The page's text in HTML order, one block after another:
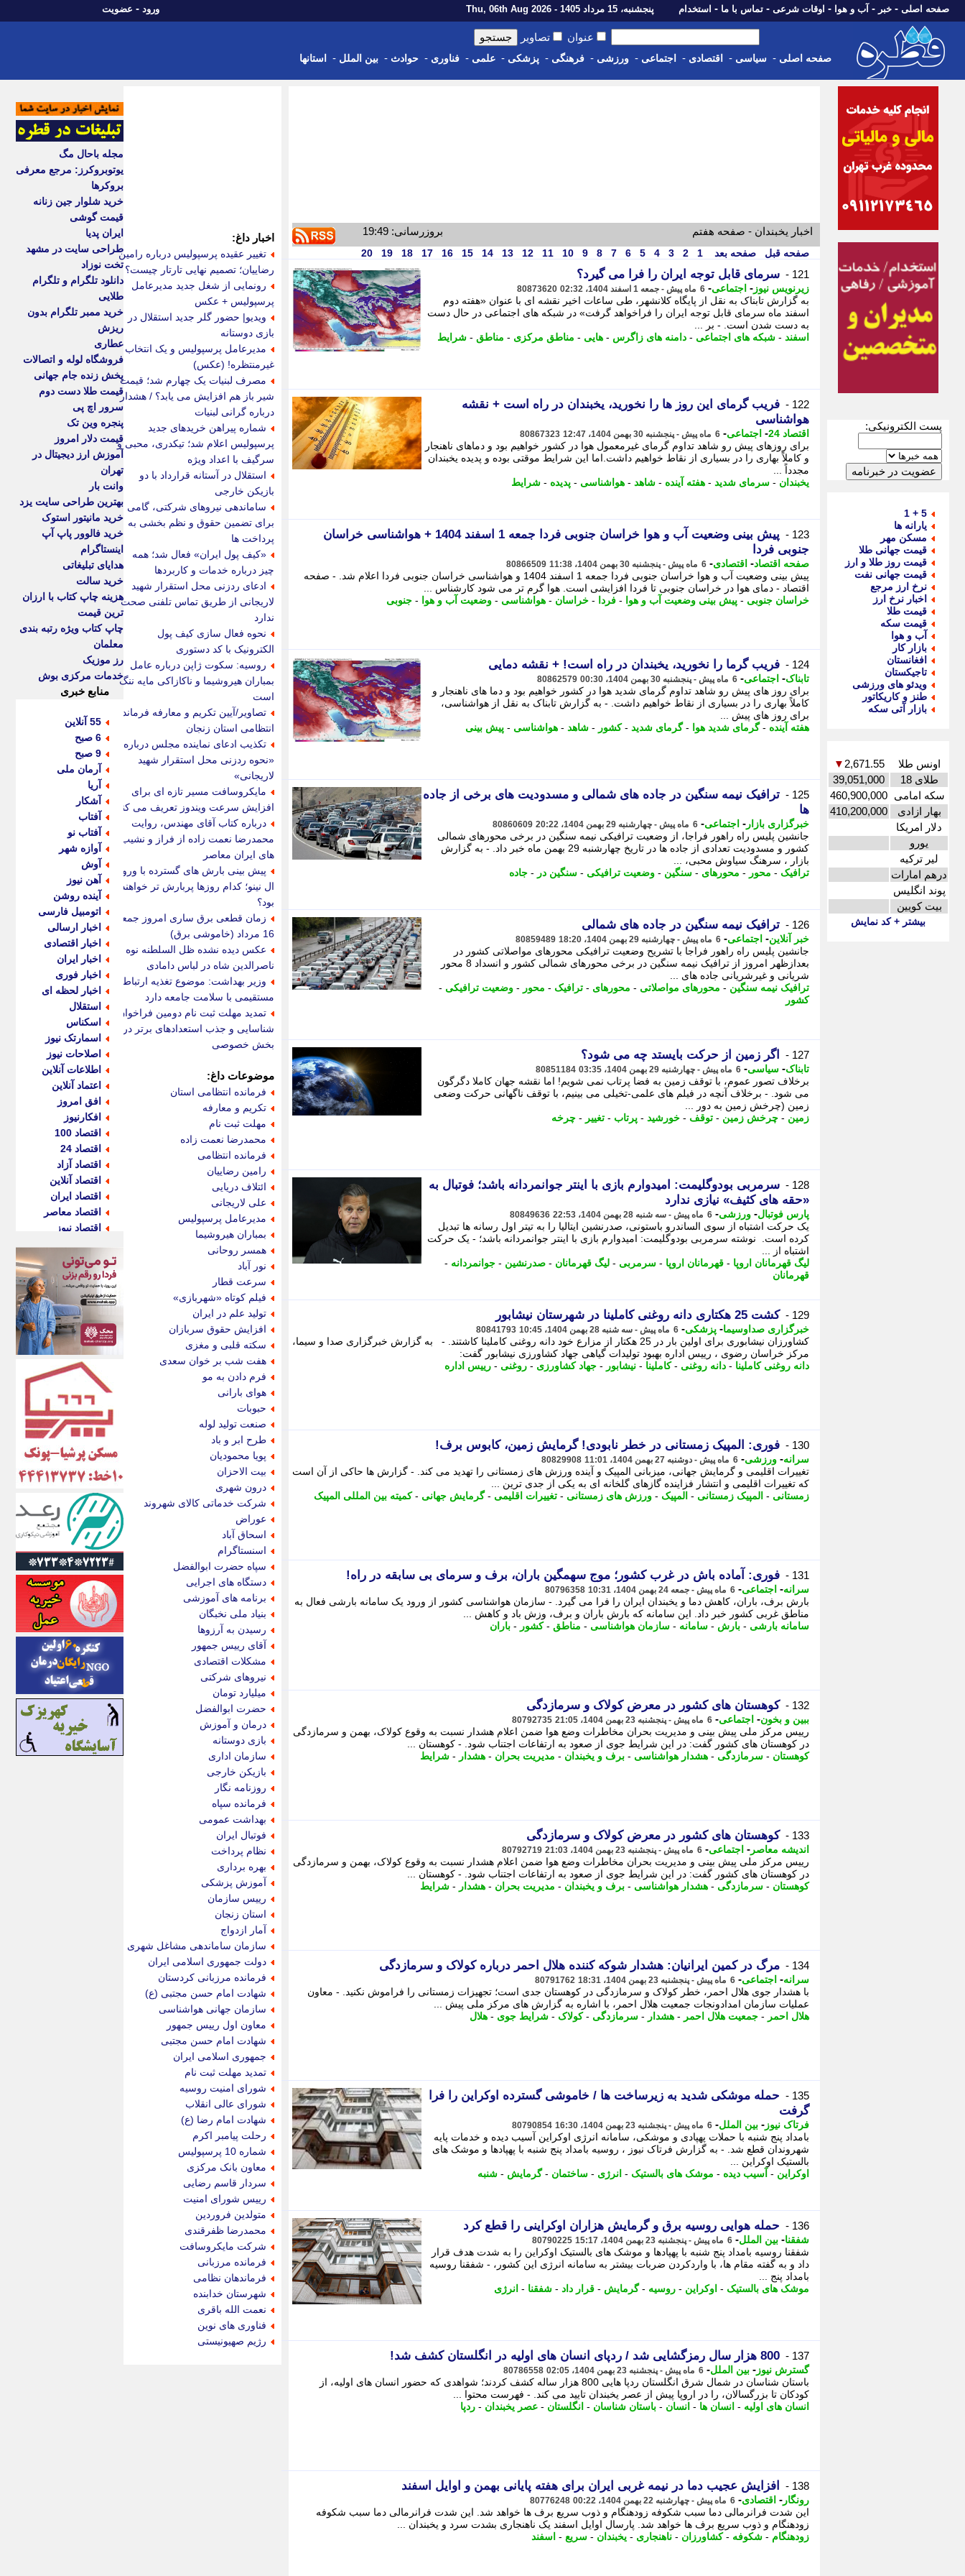
صفحه اصلی - خبر - آب و هوا - اوقات شرعی - تماس با ما - استخدام پنجشنبه، 15 مرداد 1405 - Thu, 06th Aug 2026 ورود - عضویت
عنوان تصاویر
صفحه اصلی - سیاسی - اقتصادی - اجتماعی - ورزشی - فرهنگی - پزشکی - علمی - فناوری - حوادث - بین الملل - استانها
پست الکترونیکی:
5 + 1
یارانه ها
مسکن مهر
قیمت جهانی طلا
قیمت روز طلا و ارز
قیمت جهانی نفت
نرخ ارز مرجع
اخبار نرخ ارز
قیمت طلا
قیمت سکه
آب و هوا
بازار کار
افغانستان
تاجیکستان
ویدئو های ورزشی
طنز و کاریکاتور
بازار آتی سکه
اونس طلا 2,671.55
▼
طلای 18
39,051,000
سکه امامی 460,900,000
بهار ازادی
410,200,000
دلار امریکا
یورو
لیر ترکیه
درهم امارات
پوند انگلیس
بیت کویین
بیشتر + کد نمایش
اخبار یخبندان - صفحه هفتم بروزرسانی: 19:49
صفحه قبل صفحه بعد 1
2
3
4
5
6
7
8
9
10
11
12
13
14
15
16
17
18
19
20
121 - سرمای قابل توجه ایران را فرا می گیرد؟
زیرنویس نیوز - اجتماعی- 6 ماه پیش - جمعه 1 اسفند 1404، 02:32 80873620
به گزارش تابناک به نقل از پایگاه کلانشهر، طی ساعات اخیر نقشه ای با عنوان «هفته دوم
اسفند ماه سرمای قابل توجه ایران را فراخواهد گرفت» در شبکه های اجتماعی در حال دست
به دست شدن است. - بر ...
اسفند - شبکه های اجتماعی - دامنه های زاگرس - هایی - مناطق مرکزی - مناطق - شرایط
122 -
فریب گرمای این روز ها را نخورید، یخبندان در راه است + نقشه
هواشناسی
اقتصاد 24 - اجتماعی- 6 ماه پیش - پنجشنبه 30 بهمن 1404، 12:47 80867323
برای روزهای پیش رو شاهد تداوم گرمای غیرمعمول هوا در کشور خواهیم بود و دماهای ناهنجار
و کاملاً بهاری را در بسیاری از نقاط خواهیم داشت.اما این شرایط موقتی بوده و پدیده یخبندان
مجدداً ...
یخبندان - سرمای شدید - هفته آینده - شاهد - هواشناسی - پدیده - شرایط
123 -
پیش بینی وضعیت آب و هوا خراسان جنوبی فردا جمعه 1 اسفند 1404 + هواشناسی خراسان
جنوبی فردا
صفحه اقتصاد- اقتصادی- 6 ماه پیش - پنجشنبه 30 بهمن 1404، 11:38 80866509
پیش بینی وضعیت آب و هوا خراسان جنوبی فردا جمعه 1 اسفند 1404 و هواشناسی خراسان جنوبی فردا اعلام شد. - صفحه
اقتصاد - دمای هوا در خراسان جنوبی تا فردا افزایشی است. هوا گرم تر می شود کارشناس ...
خراسان جنوبی - پیش بینی وضعیت آب و هوا - فردا - خراسان - هواشناسی - وضعیت آب و هوا - جنوبی
124 - فریب گرما را نخورید، یخبندان در راه است! + نقشه دمایی
تابناک- اجتماعی- 6 ماه پیش - پنجشنبه 30 بهمن 1404، 00:30 80862579
برای روز های پیش رو شاهد تداوم گرمای شدید هوا در کشور خواهیم بود و دما های ناهنجار و
کاملاً بهاری را در بسیاری از نقاط خواهیم داشت. - به گزارش تابناک به نقل از هواشناسی،
برای روز های پیش ...
هفته آینده -گرمای شدید هوا -گرمای شدید -کشور - شاهد - هواشناسی - پیش بینی
125 -
ترافیک نیمه سنگین در جاده های شمالی و مسدودیت های برخی از جاده
ها
خبرگزاری بازار - اجتماعی- 6 ماه پیش - چهارشنبه 29 بهمن 1404، 20:22 80860609
جانشین پلیس راه راهور فراجا، از وضعیت ترافیکی نیمه سنگین در برخی محورهای شمالی
کشور و مسدودیت تعدادی از جاده ها در تاریخ چهارشنبه 29 بهمن ماه خبر داد. - به گزارش
بازار ، سرهنگ سیاوش محبی، ...
ترافیک - محور - محورهای - سنگین - وضعیت ترافیکی - سنگین در - جاده
126 - ترافیک نیمه سنگین در جاده های شمالی
خبر آنلاین- اجتماعی- 6 ماه پیش - چهارشنبه 29 بهمن 1404، 18:20 80859489
جانشین پلیس راه راهور فراجا با تشریح وضعیت ترافیکی محورهای مواصلاتی کشور در
بعدازظهر امروز از ترافیک نیمه سنگین در برخی محورهای شمالی کشور و انسداد 8 محور
شریانی و غیرشریانی جاده های ...
ترافیک نیمه سنگین - محورهای مواصلاتی - محورهای - ترافیک - محور - وضعیت ترافیکی -
کشور
127 - اگر زمین از حرکت بایستد چه می شود؟
تابناک- سیاسی- 6 ماه پیش - چهارشنبه 29 بهمن 1404، 03:35 80851184
برخلاف تصور عموم، با توقف زمین به فضا پرتاب نمی شویم! اما نقشه جهان کاملا دگرگون
می شود. - برخلاف آنچه در فیلم های علمی-تخیلی می بینیم، با توقف ناگهانی حرکت وضعی
زمین (چرخش زمین به دور ...
زمین - چرخش زمین - توقف - خورشید - پرتاب - تغییر - چرخه
128 -
سرمربی بودوگلیمت: امیدوارم بازی با اینتر جوانمردانه باشد؛ فوتبال به
«حقه های کثیف» نیازی ندارد
پارس فوتبال- ورزشی- 6 ماه پیش - سه شنبه 28 بهمن 1404، 22:53 80849636
یک حرکت اشتباه از سوی الساندرو باستونی، صدرنشین ایتالیا را به تیتر اول رسانه ها تبدیل
کرده است. نوشته سرمربی بودوگلیمت: امیدوارم بازی با اینتر جوانمردانه باشد؛ - یک حرکت
اشتباه از ...
لیگ قهرمانان اروپا - قهرمانان اروپا - سرمربی - لیگ قهرمانان - صدرنشین - جوانمردانه -
قهرمانان
129 - کشت 25 هکتاری دانه روغنی کاملینا در شهرستان نیشابور
خبرگزاری صداوسیما- پزشکی- 6 ماه پیش - سه شنبه 28 بهمن 1404، 10:45 80841793
کشاورزان نیشابوری برای اولین بار در 25 هکتار از مزارع خود دانه روغنی کاملینا کاشتند. - به گزارش خبرگزاری صدا و سیما،
مرکز خراسان رضوی ، رییس اداره بهبود تولیدات گیاهی جهاد کشاورزی نیشابور گفت:
دانه روغنی کاملینا - دانه روغنی -کاملینا - نیشابور - جهاد کشاورزی - روغنی - رییس اداره
130 - فوری: المپیک زمستانی در خطر نابودی! گرمایش زمین، کابوس برف!
سرانه- ورزشی- 6 ماه پیش - دوشنبه 27 بهمن 1404، 11:01 80829908
تغییرات اقلیمی و گرمایش جهانی، میزبانی المپیک و آینده ورزش های زمستانی را تهدید می کند. - گزارش ها حاکی از آن است
که تغییرات اقلیمی و انتشار فزاینده گازهای گلخانه ای به یکی از جدی ترین ...
زمستانی - المپیک زمستانی - المپیک - ورزش های زمستانی - تغییرات اقلیمی -گرمایش جهانی -کمیته بین المللی المپیک
131 - فوری: آماده باش در غرب کشور؛ موج سهمگین باران، برف و سرمای بی سابقه در راه!
سرانه- اجتماعی- 6 ماه پیش - جمعه 24 بهمن 1404، 10:31 80796358
بارش برف، باران، کاهش دما و یخبندان ایران را فرا می گیرد. - سازمان هواشناسی کشور از ورود یک سامانه بارشی فعال به
مناطق غربی کشور خبر داد. این سامانه که بارش باران و برف، وزش باد و کاهش ...
سامانه بارشی - بارش - سامانه - سازمان هواشناسی - مناطق -کشور - باران
132 - کوهستان های کشور در معرض کولاک و سرمازدگی
ببین و بخون- اجتماعی- 6 ماه پیش - پنجشنبه 23 بهمن 1404، 21:05 80792735
رییس مرکز ملی پیش بینی و مدیریت بحران مخاطرات وضع هوا ضمن اعلام هشدار نسبت به وقوع کولاک، بهمن و سرمازدگی
در کوهستان های کشور گفت: در این شرایط جوی از صعود به ارتفاعات اجتناب شود. - کوهستان ...
کوهستان - سرمازدگی - هشدار هواشناسی - برف و یخبندان - مدیریت بحران - هشدار - شرایط
133 - کوهستان های کشور در معرض کولاک و سرمازدگی
اندیشه معاصر - اجتماعی- 6 ماه پیش - پنجشنبه 23 بهمن 1404، 21:03 80792719
رییس مرکز ملی پیش بینی و مدیریت بحران مخاطرات وضع هوا ضمن اعلام هشدار نسبت به وقوع کولاک، بهمن و سرمازدگی
در کوهستان های کشور گفت: در این شرایط جوی از صعود به ارتفاعات اجتناب شود. - کوهستان ...
کوهستان - سرمازدگی - هشدار هواشناسی - برف و یخبندان - مدیریت بحران - هشدار - شرایط
134 - مرگ در کمین ایرانیان: هشدار شوکه کننده هلال احمر درباره کولاک و سرمازدگی
سرانه- اجتماعی- 6 ماه پیش - پنجشنبه 23 بهمن 1404، 18:31 80791762
با هشدار جوی هلال احمر، خطر کولاک و سرمازدگی در کوهستان جدی است؛ تجهیزات زمستانی را فراموش نکنید. - معاون
عملیات سازمان امدادونجات جمعیت هلال احمر، با اشاره به گزارش های مرکز ملی پیش ...
هلال احمر - جمعیت هلال احمر - هشدار - سرمازدگی -کولاک - شرایط جوی - هلال
135 -
حمله موشکی شدید به زیرساخت ها / خاموشی گسترده اوکراین را فرا
گرفت
فرتاک نیوز - بین الملل- 6 ماه پیش - پنجشنبه 23 بهمن 1404، 16:30 80790854
بامداد پنج شنبه با حملات پهپادی و موشکی، سامانه انرژی اوکراین آسیب دیده و خدمات پایه
شهروندان قطع شد. - به گزارش فرتاک نیوز ، روسیه بامداد پنج شنبه با پهپادها و موشک های
بالستیک اوکراین ...
اوکراین - آسیب دیده - موشک های بالستیک - انرژی - ساختمان -گرمایش - شنبه
136 - حمله هوایی روسیه برق و گرمایش هزاران اوکراینی را قطع کرد
شفقنا- بین الملل- 6 ماه پیش - پنجشنبه 23 بهمن 1404، 15:17 80790225
شفقنا روسیه بامداد پنج شنبه با پهپادها و موشک های بالستیک اوکراین را به شدت هدف قرار
داد و به گفته مقام ها، با واردکردن ضربات بیشتر به سامانه انرژی این کشور، - شفقنا روسیه
بامداد پنج ...
موشک های بالستیک - اوکراین - روسیه -گرمایش - قرار داد - شفقنا - انرژی
137 - 800 هزار سال رمزگشایی شد / ردپای انسان های اولیه در انگلستان کشف شد!
گسترش نیوز - بین الملل- 6 ماه پیش - پنجشنبه 23 بهمن 1404، 02:05 80786558
باستان شناسان در شمال شرق انگلستان ردپا هایی 800 هزار ساله کشف کردند؛ شواهدی که حضور انسان های اولیه، از
کودکان تا بزرگسالان، را در اروپا پیش از عصر یخبندان تایید می کند. - فهرست محتوا ...
انسان های اولیه - انسان ها - انسان - باستان شناسان - انگلستان - عصر یخبندان - ردپا
138 - افزایش عجیب دما در نیمه غربی ایران برای هفته پایانی بهمن و اوایل اسفند
رونگار - اقتصادی- 6 ماه پیش - چهارشنبه 22 بهمن 1404، 00:22 80776248
این شدت فرانرمالی دما سبب شکوفه زودهنگام و ذوب سریع برف ها خواهد شد. این شدت فرانرمالی دما سبب شکوفه
زودهنگام و ذوب سریع برف ها خواهد شد. پارسال اوایل اسفند یک ناهنجاری بشدت سرد و یخبندان ...
زودهنگام - شکوفه -کشاورزان - ناهنجاری - یخبندان - سریع - اسفند
اخبار داغ:
تغییر عقیده پرسپولیس درباره رامین
رضاییان؛ تصمیم نهایی تارتار چیست؟
رونمایی از شغل جدید مدیرعامل
پرسپولیس + عکس
ویدیو| حضور گلر جدید استقلال در
بازی دوستانه
مدیرعامل پرسپولیس و یک انتخاب
غیرمنتظره! (عکس)
مصرف لبنیات یک چهارم شد؛ قیمت
شیر باز هم افزایش می یابد؟ / هشدار
درباره گرانی لبنیات
شماره پیراهن خریدهای جدید
پرسپولیس اعلام شد؛ تیکدری، محبی و
سرگیف با اعداد ویژه
استقلال در آستانه قرارداد با دو
بازیکن خارجی
ساماندهی نیروهای شرکتی، گامی
برای تضمین حقوق و نظم بخشی به
پرداخت ها
«کیف پول ایران» فعال شد؛ همه
چیز درباره خدمات و کاربردها
ادعای ردزنی محل استقرار شهید
لاریجانی از طریق تماس تلفنی صحت
ندارد
نحوه فعال سازی کیف پول
الکترونیک با کد دستوری
روسیه: سکوت ژاپن درباره عامل
بمباران هیروشیما و ناکازاکی مایه ننگ
است
تصاویر/آیین تکریم و معارفه فرمانده
انتظامی استان زنجان
تکذیب ادعای نماینده مجلس درباره
«نحوه ردزنی محل استقرار شهید
لاریجانی»
مایکروسافت مسیر تازه ای برای
افزایش سرعت ویندوز تعریف می کند
درباره کتاب آقای مهندس، روایت
محمدرضا نعمت زاده از فراز و نشیب
های ایران معاصر
پیش بینی بارش های گسترده با ورود
ال نینو؛ کدام روزها پربارش تر خواهند
بود؟
زمان قطعی برق ساری امروز جمعه
16 مرداد (خاموشی برق)
عکس دیده نشده ظل السلطنه نوه
ناصرالدین شاه در لباس دامادی
وزیر بهداشت: موضوع تغذیه ارتباط
مستقیمی با سلامت جامعه دارد
تمدید مهلت ثبت نام دومین فراخوان
شناسایی و جذب استعدادهای برتر در
بخش خصوصی
موضوعات داغ:
فرمانده انتظامی استان
تکریم و معارفه
مهلت ثبت نام
محمدرضا نعمت زاده
فرمانده انتظامی
رامین رضاییان
ائتلاف دریایی
علی لاریجانی
مدیرعامل پرسپولیس
بمباران هیروشیما
همسر روحانی
نور آباد
سرعت قطار
فیلم کوتاه «شهربازی»
تولید علم در ایران
افزایش حقوق سربازان
سکته قلبی و مغزی
هفت شب بر خوان سعدی
فرم دادن به مو
هوای بارانی
حبوبات
صنعت تولید لوله
طرح ابر و باد
پویا محمودیان
بیت الاحزان
درون شهری
شرکت خدماتی کالای شهروند
عوراض
اسحاق آباد
اسنستاگرام
سپاه حضرت ابوالفضل
دستگاه های اجرایی
برنامه های آموزشی
بنیاد ملی نخبگان
رسیدن به آرزوها
آقای رییس جمهور
مشکلات اقتصادی
نیروهای شرکتی
میلیارد تومان
حضرت ابوالفضل
درمان و آموزش
بازی دوستانه
سازمان اداری
بازیکن خارجی
روزنامه نگار
فرمانده سپاه
بهداشت عمومی
فوتبال ایران
نظام پرداخت
بهره برداری
آموزش پزشکی
رییس سازمان
استان زنجان
آمار ازدواج
سازمان ساماندهی مشاغل شهری
دولت جمهوری اسلامی ایران
فرمانده مرزبانی کردستان
شهادت امام حسن مجتبی (ع)
سازمان جهانی هواشناسی
معاون اول رییس جمهور
شهادت امام حسن مجتبی
جمهوری اسلامی ایران
تمدید مهلت ثبت نام
شورای امنیت روسیه
شورای عالی انقلاب
شهادت امام رضا (ع)
رحلت پیامبر اکرم
شماره 10 پرسپولیس
معاون بانک مرکزی
سردار قاسم رضایی
رییس شورای امنیت
متولدین فروردین
محمدرضا ظفرقندی
شرکت مایکروسافت
فرمانده مرزبانی
فرماندهان نظامی
شهرستان خدابنده
نعمت الله باقری
فناوری های نوین
رژیم صهیونیستی
مجله باحال مگ
یوتوبروکرز: مرجع معرفی
بروکرها
خرید شلوار جین زنانه
قیمت گوشی
ایران پدیا
طراحی سایت در مشهد
تخت نوزاد
دانلود تلگرام و تلگرام
طلایی
خرید ممبر تلگرام بدون
ریزش
عطاری
فروشگاه لوله و اتصالات
پخش زنده جام جهانی
قیمت طلا دست دوم
سرور اچ پی
پنجره وین تک
قیمت دلار امروز
آموزش ارز دیجیتال در
تهران
وانت بار
بهترین طراحی سایت یزد
خرید مانیتور استوک
خرید فالوور پاپ آپ
اینستاگرام
هدایای تبلیغاتی
خرید سالت
هزینه چاپ کتاب با ارزان
ترین قیمت
چاپ کتاب ویژه رتبه بندی
معلمان
رز موزیک
خدمات مرکزی بوش
منابع خبری
55 آنلاین
6 صبح
9 صبح
آرمان ملی
آریا
آشکار
آفتاب
آفتاب نو
آوازه شهر
آوش
آهن نیوز
آینده روشن
اتومبیل فارسی
اخبار ارسالی
اخبار اقتصادی
اخبار ایران
اخبار فوری
اخبار لحظه ای
استقلال
اسکناس
اسمارتک نیوز
اصلاحات نیوز
اطلاعات آنلاین
اعتماد آنلاین
افق امروز
افکارنیوز
اقتصاد 100
اقتصاد 24
اقتصاد آزاد
اقتصاد آنلاین
اقتصاد ایران
اقتصاد معاصر
اقتصاد نیوز
اکوفارس
اکونگار
اکونیوز
الف
انتشار آنلاین
اندیشه قرن
اندیشه معاصر
اندیشه ها
انرژی پرس
ای استخدام
ایتنا
ایراف
ایران آرت
ایران آنلاین
ایران زندگی
ایران فوری
ایرانی روز
ایرانیتال
ایرنا
ایسکانیوز
ایسنا
ایکنا
ایلنا
اینتیتر
ایونا نیوز
بازتاب آنلاین
باشگاه خبرنگاران
باغستان نیوز
بامبوک
ببین و بخون
بدینسان
بنکر